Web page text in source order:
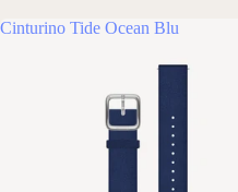
Cinturino Tide Ocean Blu